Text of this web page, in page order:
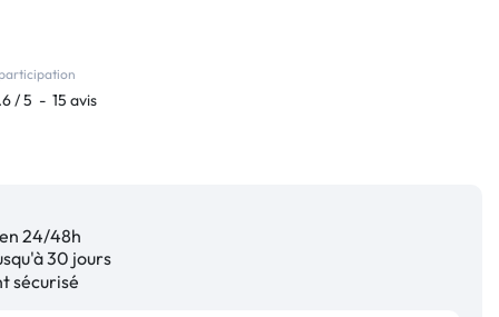
/5 - 15 avis
24/48h
30 jours
sécurisé